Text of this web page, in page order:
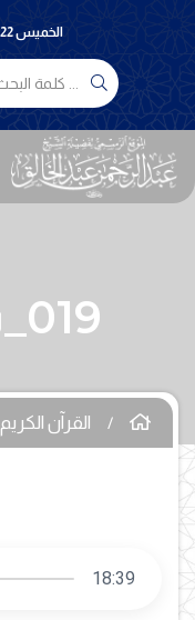
الخميس 22 صفر 1448 . 6 أغسطس 2026
019_سورة مريم
القرآن الكريم
18:39